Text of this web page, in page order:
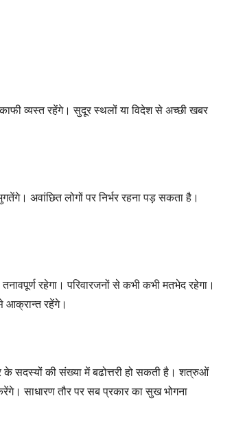
काफी व्यस्त रहेंगे। सुदूर स्थलों या विदेश से अच्छी खबर
अवांछित लोगों पर निर्भर रहना पड़ सकता है।
रहेगा। परिवारजनों से कभी कभी मतभेद रहेगा।
आक्रान्त रहेंगे।
के सदस्यों की संख्या में बढोत्तरी हो सकती है। शत्रुओं
साधारण तौर पर सब प्रकार का सुख भोगना